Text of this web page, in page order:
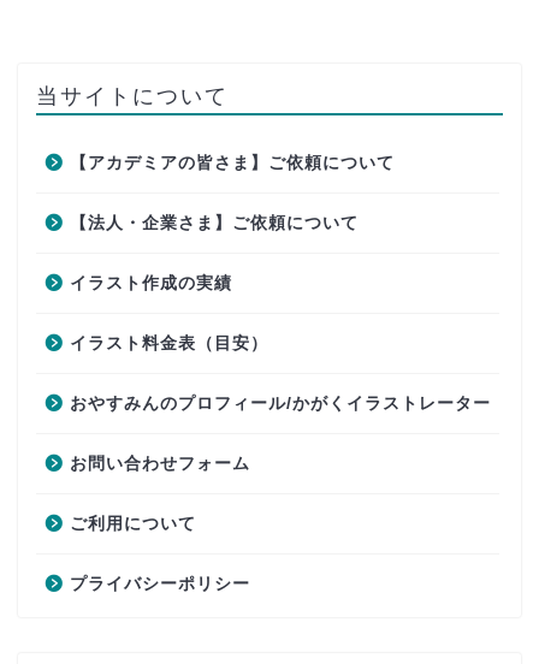
当サイトについて
【アカデミアの皆さま】ご依頼について
【法人・企業さま】ご依頼について
イラスト作成の実績
イラスト料金表（目安）
おやすみんのプロフィール/かがくイラストレーター
お問い合わせフォーム
ご利用について
プライバシーポリシー